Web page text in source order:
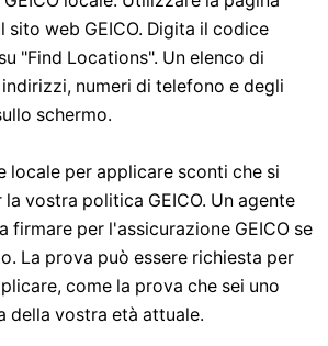
sito web GEICO. Digita il codice
"Find Locations". Un elenco di
numeri di telefono e degli
schermo.
locale per applicare sconti che si
vostra politica GEICO. Un agente
firmare per l'assicurazione GEICO se
La prova può essere richiesta per
come la prova che sei uno
della vostra età attuale.